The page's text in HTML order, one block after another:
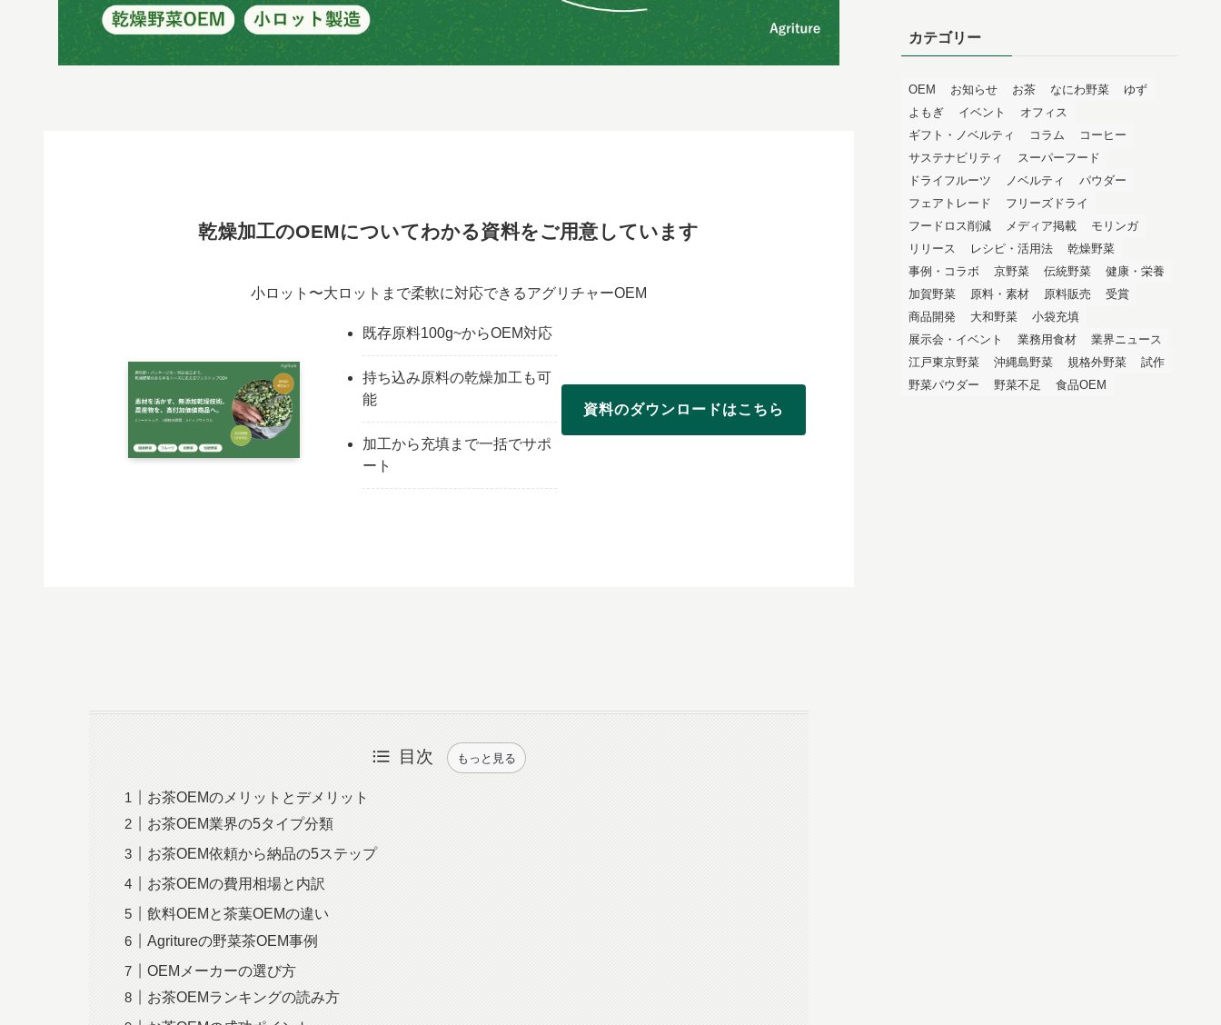
乾燥加工のOEMについてわかる資料をご用意しています
小ロット〜大ロットまで柔軟に対応できるアグリチャーOEM
既存原料100g~からOEM対応
持ち込み原料の乾燥加工も可
能
加工から充填まで一括でサポ
ート
資料のダウンロードはこちら
目次 もっと見る
お茶OEMのメリットとデメリット
お茶OEM業界の5タイプ分類
お茶OEM依頼から納品の5ステップ
お茶OEMの費用相場と内訳
飲料OEMと茶葉OEMの違い
Agritureの野菜茶OEM事例
OEMメーカーの選び方
お茶OEMランキングの読み方
カテゴリー
OEM お知らせ お茶 なにわ野菜
ゆず
よもぎ
イベント
オフィス
ギフト・ノベルティ
コラム
コーヒー
サステナビリティ
スーパーフード
ドライフルーツ
ノベルティ
パウダー
フェアトレード
フリーズドライ
フードロス削減
メディア掲載
モリンガ
リリース
レシピ・活用法
乾燥野菜
事例・コラボ
京野菜 伝統野菜
健康・栄養
加賀野菜
原料・素材 原料販売
受賞
商品開発
大和野菜
小袋充填
展示会・イベント
業務用食材
業界ニュース
江戸東京野菜
沖縄島野菜 規格外野菜
試作
野菜パウダー
野菜不足 食品OEM